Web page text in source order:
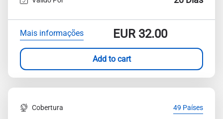
Mais informações EUR32.00
Add to cart
Cobertura 49 Países